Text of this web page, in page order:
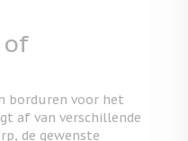
of
borduren voor het
af van verschillende
de gewenste